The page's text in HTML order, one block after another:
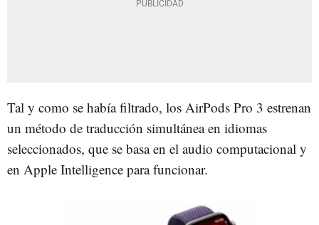
Tal y como se había filtrado, los AirPods Pro 3 estrenan
un método de traducción simultánea en idiomas
seleccionados, que se basa en el audio computacional y
en Apple Intelligence para funcionar.